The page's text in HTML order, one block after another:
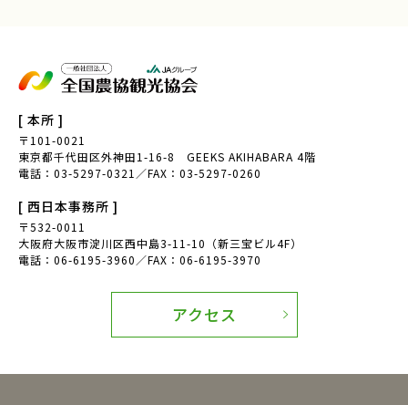
[ 本所 ]
〒101-0021
東京都千代田区外神田1-16-8 GEEKS AKIHABARA 4階
電話：03-5297-0321／FAX：03-5297-0260
[ 西日本事務所 ]
〒532-0011
大阪府大阪市淀川区西中島3-11-10（新三宝ビル4F）
電話：06-6195-3960／FAX：06-6195-3970
アクセス